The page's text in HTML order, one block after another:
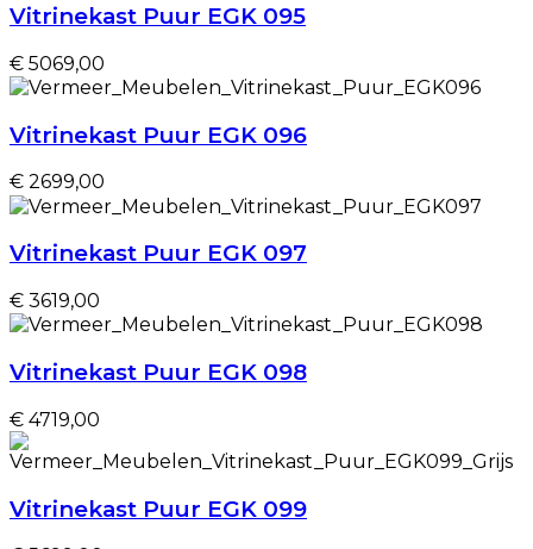
Vitrinekast Puur EGK 095
€ 5069,00
Vitrinekast Puur EGK 096
€ 2699,00
Vitrinekast Puur EGK 097
€ 3619,00
Vitrinekast Puur EGK 098
€ 4719,00
Vitrinekast Puur EGK 099